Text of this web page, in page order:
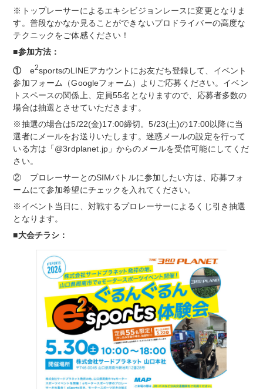
※トップレーサーによるエキシビジョンレースに変更となりま
す。普段なかなか見ることができないプロドライバーの高度な
テクニックをご体感ください！
■参加方法 ：
① e2sportsのLINEアカウントにお友だち登録して、イベント
参加フォーム（Googleフォーム）よりご応募ください。イベン
トスペースの関係上、定員55名となりますので、応募者多数の
場合は抽選とさせていただきます。
※抽選の場合は5/22(金)17:00締切。5/23(土)の17:00以降に当
選者にメールをお送りいたします。迷惑メールの設定を行って
いる方は「@3rdplanet.jp」からのメールを受信可能にしてくだ
さい。
② プロレーサーとのSIMバトルに参加したい方は、応募フォ
ームにて参加希望にチェックを入れてください。
※イベント当日に、対戦するプロレーサーによるくじ引き抽選
となります。
■大会チラシ ：